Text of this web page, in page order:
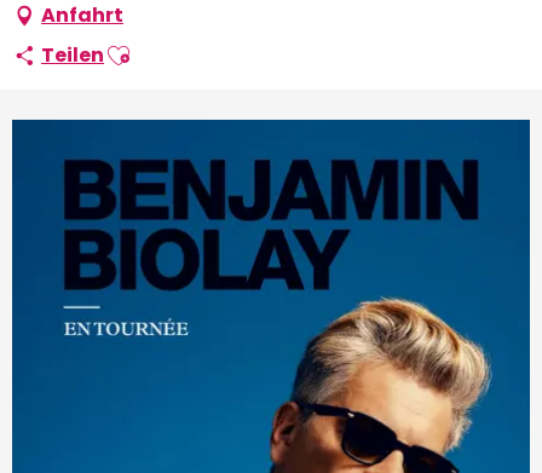
Anfahrt
TeilenAjouter aux favoris